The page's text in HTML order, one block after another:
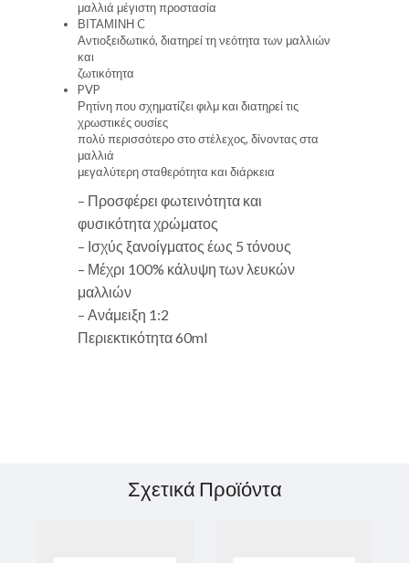
μαλλιά μέγιστη προστασία
ΒΙΤΑΜΙΝΗ C
Αντιοξειδωτικό, διατηρεί τη νεότητα των μαλλιών
και
ζωτικότητα
PVP
Ρητίνη που σχηματίζει φιλμ και διατηρεί τις
χρωστικές ουσίες
πολύ περισσότερο στο στέλεχος, δίνοντας στα
μαλλιά
μεγαλύτερη σταθερότητα και διάρκεια
– Προσφέρει φωτεινότητα και
φυσικότητα χρώματος
– Ισχύς ξανοίγματος έως 5 τόνους
– Μέχρι 100% κάλυψη των λευκών
μαλλιών
– Ανάμειξη 1:2
Περιεκτικότητα 60ml
Σχετικά Προϊόντα